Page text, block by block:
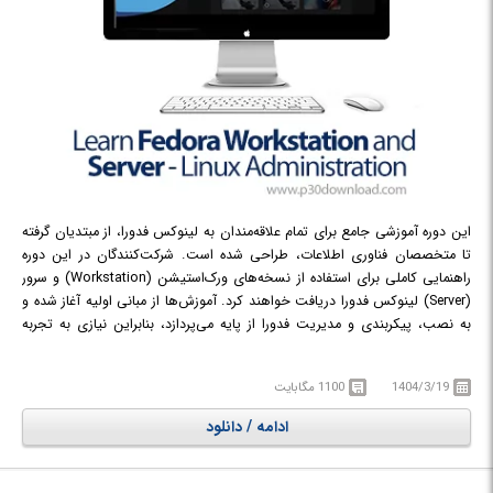
این دوره آموزشی جامع برای تمام علاقه‌مندان به لینوکس فدورا، از مبتدیان گرفته
تا متخصصان فناوری اطلاعات، طراحی شده است. شرکت‌کنندگان در این دوره
راهنمایی کاملی برای استفاده از نسخه‌های ورک‌استیشن (Workstation) و سرور
(Server) لینوکس فدورا دریافت خواهند کرد. آموزش‌ها از مبانی اولیه آغاز شده و
به نصب، پیکربندی و مدیریت فدورا از پایه می‌پردازد، بنابراین نیازی به تجربه
خواهند کرد که این انعطاف‌پذیری را برای کار به هر روشی که ترجیح می‌دهند،
فراهم می‌آورد. با پیشرفت دوره، مهارت‌های کلیدی مدیریت سیستم نظیر مدیریت
کاربران و گروه‌ها، به‌روزرسانی سیستم، مدیریت دیسک، مجوزهای فایل و استفاده
1404/3/19 1100 مگابایت
ادامه / دانلود